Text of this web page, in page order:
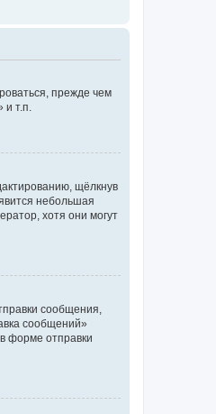
прежде чем
т.п.
щёлкнув
небольшая
хотя они могут
сообщения,
сообщений»
в форме отправки